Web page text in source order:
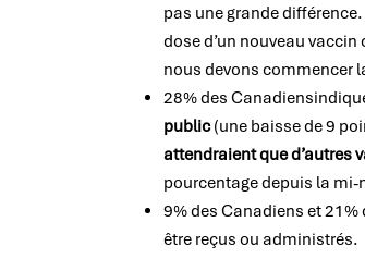
pas une grande
dose d’un nouveau
nous devons commencer
28% des
public(une baisse de 9
attendraient que d’autres
pourcentage depuis la mi-
9% des Canadiens et
être reçus ou administrés.